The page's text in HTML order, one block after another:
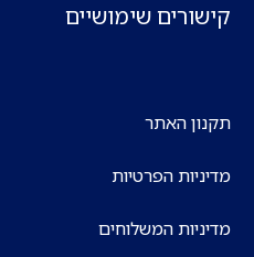
קישורים שימושיים
תקנון האתר
מדיניות הפרטיות
מדיניות המשלוחים